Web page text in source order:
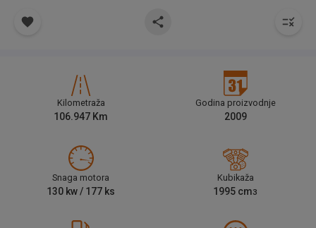
Kilometraža
106.947 Km
Godina proizvodnje
2009
Snaga motora
130 kw / 177 ks
Kubikaža
1995 cm3